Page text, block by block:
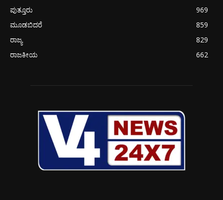
ಪುತ್ತೂರು
969
ಮೂಡಬಿದರೆ
859
ರಾಜ್ಯ
829
ರಾಜಕೀಯ
662